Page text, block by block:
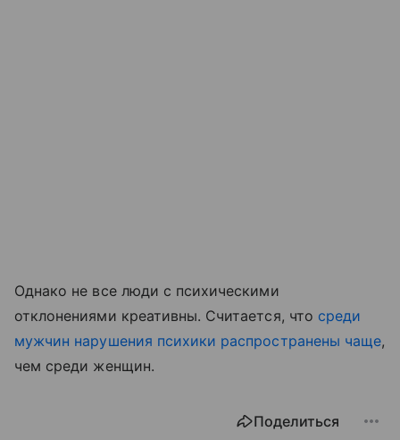
Однако не все люди с психическими
отклонениями креативны. Считается, что среди
мужчин нарушения психики распространены чаще,
чем среди женщин.
Поделиться